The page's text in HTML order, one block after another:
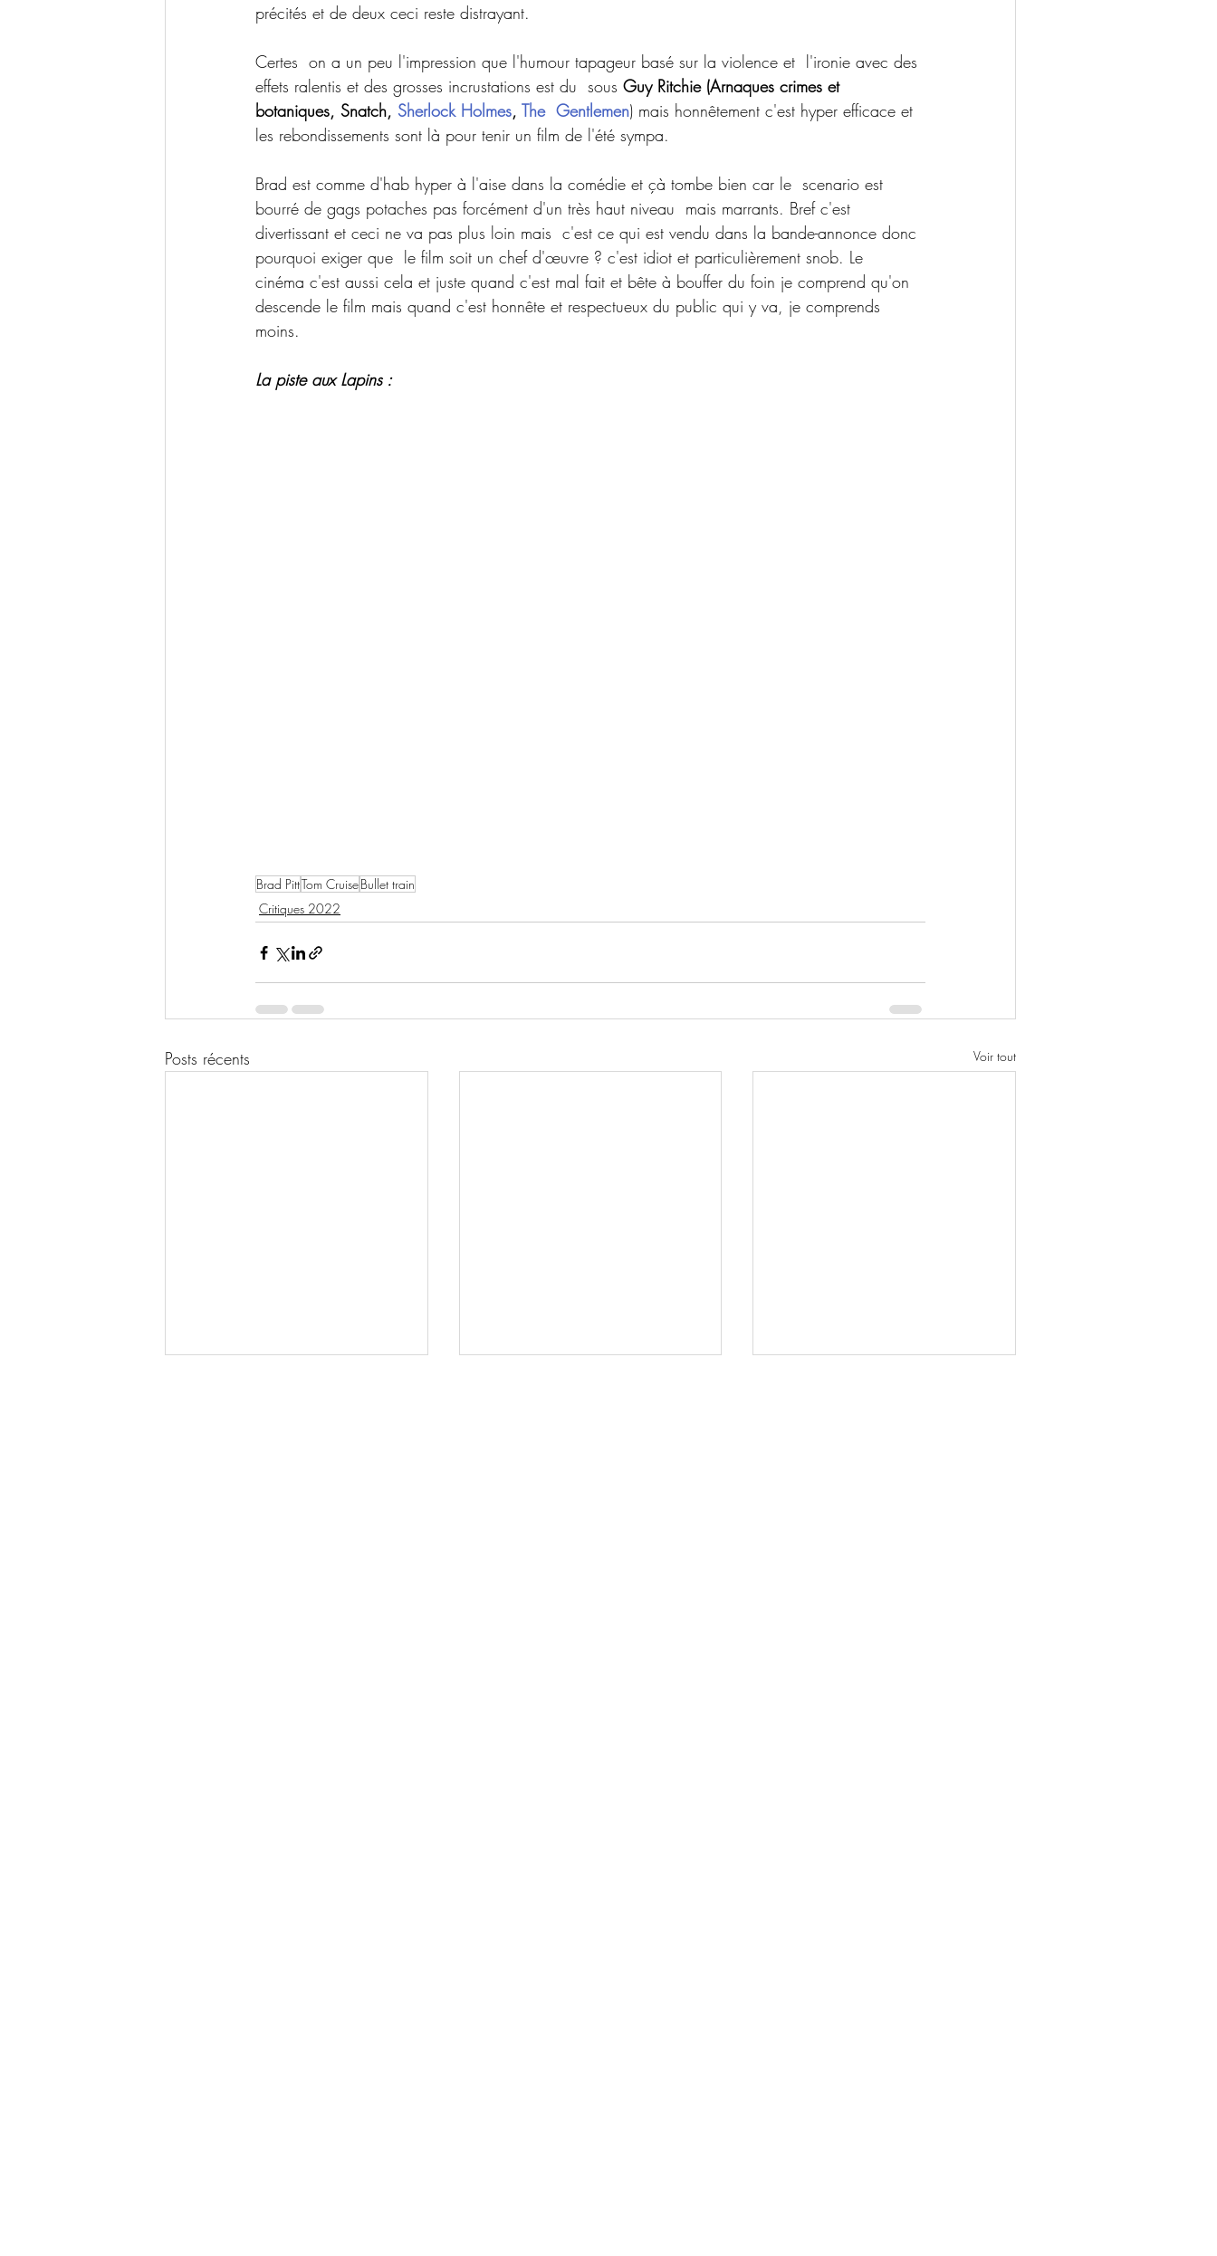
précités et de deux ceci reste distrayant.
Certes  on a un peu l'impression que l'humour tapageur basé sur la violence et  l'ironie avec des
effets ralentis et des grosses incrustations est du  sous Guy Ritchie (Arnaques crimes et
botaniques, Snatch, Sherlock Holmes, The  Gentlemen) mais honnêtement c'est hyper efficace et
les rebondissements sont là pour tenir un film de l'été sympa.
Brad est comme d'hab hyper à l'aise dans la comédie et çà tombe bien car le  scenario est
bourré de gags potaches pas forcément d'un très haut niveau  mais marrants. Bref c'est
divertissant et ceci ne va pas plus loin mais  c'est ce qui est vendu dans la bande-annonce donc
pourquoi exiger que  le film soit un chef d'œuvre ? c'est idiot et particulièrement snob. Le
cinéma c'est aussi cela et juste quand c'est mal fait et bête à bouffer du foin je comprend qu'on
descende le film mais quand c'est honnête et respectueux du public qui y va, je comprends
moins.
La piste aux Lapins :
Brad PittTom CruiseBullet train
Critiques 2022
Posts récents Voir tout